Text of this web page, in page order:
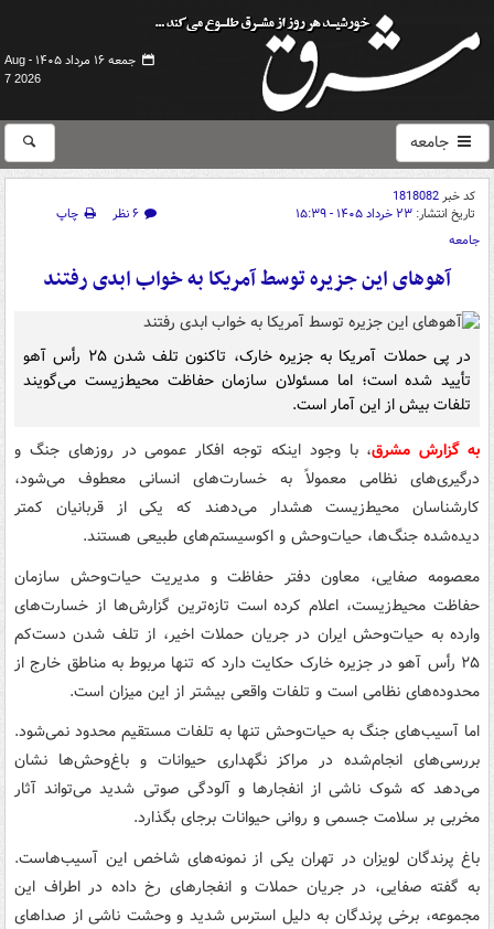
جمعه ۱۶ مرداد ۱۴۰۵ -
Aug
7 2026
جامعه
کد خبر1818082
تاریخ انتشار: ۲۳ خرداد ۱۴۰۵ - ۱۵:۳۹ ۶ نظر
چاپ
جامعه
آهوهای این جزیره توسط آمریکا به خواب ابدی رفتند
در پی حملات آمریکا به جزیره خارک، تاکنون تلف شدن ۲۵ رأس آهو
تأیید شده است؛ اما مسئولان سازمان حفاظت محیط‌زیست می‌گویند
تلفات بیش از این آمار است.
به گزارش مشرق، با وجود اینکه توجه افکار عمومی در روزهای جنگ و
درگیری‌های نظامی معمولاً به خسارت‌های انسانی معطوف می‌شود،
کارشناسان محیط‌زیست هشدار می‌دهند که یکی از قربانیان کمتر
دیده‌شده جنگ‌ها، حیات‌وحش و اکوسیستم‌های طبیعی هستند.
معصومه صفایی، معاون دفتر حفاظت و مدیریت حیات‌وحش سازمان
حفاظت محیط‌زیست، اعلام کرده است تازه‌ترین گزارش‌ها از خسارت‌های
وارده به حیات‌وحش ایران در جریان حملات اخیر، از تلف شدن دست‌کم
۲۵ رأس آهو در جزیره خارک حکایت دارد که تنها مربوط به مناطق خارج از
محدوده‌های نظامی است و تلفات واقعی بیشتر از این میزان است.
اما آسیب‌های جنگ به حیات‌وحش تنها به تلفات مستقیم محدود نمی‌شود.
بررسی‌های انجام‌شده در مراکز نگهداری حیوانات و باغ‌وحش‌ها نشان
می‌دهد که شوک ناشی از انفجارها و آلودگی صوتی شدید می‌تواند آثار
مخربی بر سلامت جسمی و روانی حیوانات برجای بگذارد.
باغ پرندگان لویزان در تهران یکی از نمونه‌های شاخص این آسیب‌هاست.
به گفته صفایی، در جریان حملات و انفجارهای رخ داده در اطراف این
مجموعه، برخی پرندگان به دلیل استرس شدید و وحشت ناشی از صداهای